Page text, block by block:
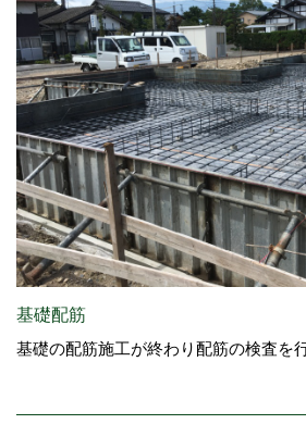
基礎配筋
基礎の配筋施工が終わり配筋の検査を